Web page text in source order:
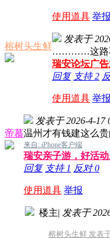
使用道具 举报
榕树头生鲜
发表于
…………这路不
瑞安论坛广
回复 支持2
使用道具 举报
帝慕
发表于 2026-4-17
温州才有钱建这么贵
来自: iPhone客户端
瑞安亲子游，好活动
回复 支持 1 反对0
使用道具 举报
楼主| 发表于
榕树头生鲜 发表